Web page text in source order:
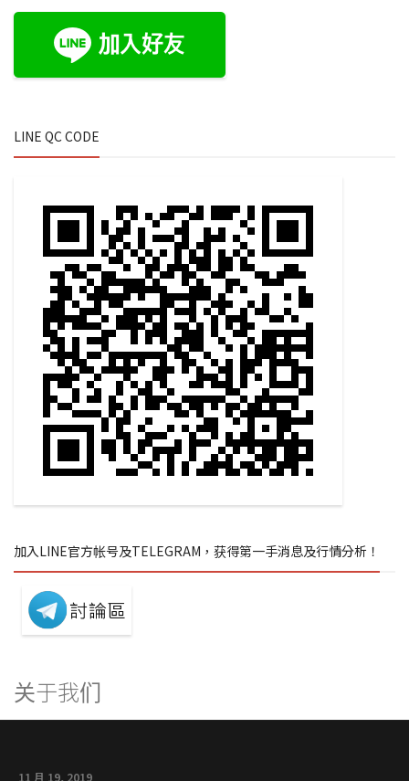
LINE QC CODE
加入LINE官方帐号及TELEGRAM，获得第一手消息及行情分析！
关于我们
11 月 19, 2019